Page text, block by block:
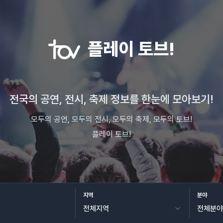
플레이 토브!
전국의 공연, 전시, 축제 정보를 한눈에 모아보기!
모두의 공연, 모두의 전시, 모두의 축제, 모두의 토브!
플레이 토브!
지역 분야